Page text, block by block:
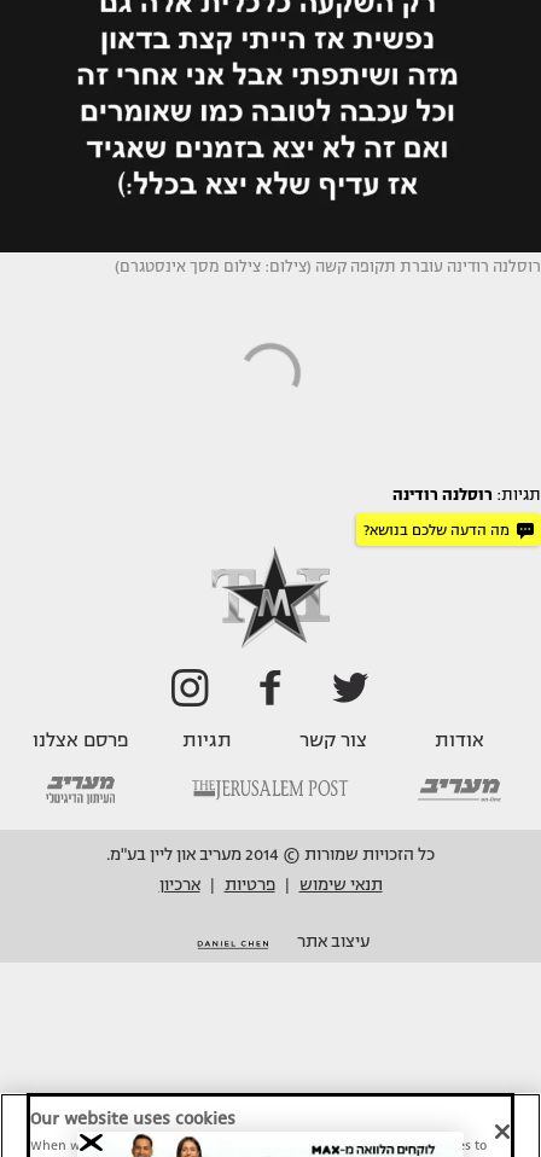
רוסלנה רודינה עוברת תקופה קשה (צילום: צילום מסך אינסטגרם)
תגיות: רוסלנה רודינה
מה הדעה שלכם בנושא?
אודות צור קשר תגיות פרסם אצלנו
כל הזכויות שמורות © 2014 מעריב און ליין בע"מ.
תנאי שימוש
פרטיות ארכיון
עיצוב אתר
Our website uses cookies
When we provide Maariv, TMI and Sport1 content online, we use cookies to